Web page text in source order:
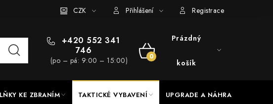
UPGRADE a servis Hodnocení obchodu
CZK Přihlášení Registrace
+420 552 341
746
(po – pá: 9:00 – 15:00)
NÁKUPNÍ
Prázdný
košík
KE ZBRANÍM TAKTICKÉ VYBAVENÍ UPGRADE A NÁHRADNÍ DÍLY